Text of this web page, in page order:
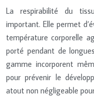
La respirabilité du
important. Elle permet
température corporelle
porté pendant de
gamme incorporent
pour prévenir le
atout non négligeable